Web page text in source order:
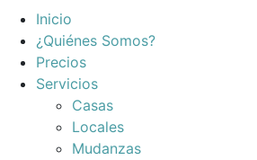
Inicio
¿Quiénes Somos?
Precios
Servicios
Casas
Locales
Mudanzas